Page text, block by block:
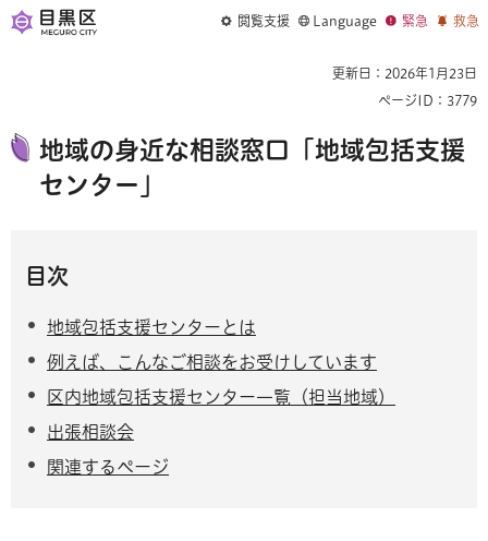
閲覧支援 Language 緊急 救急
更新日：2026年1月23日
ページID：3779
地域の身近な相談窓口「地域包括支援
センター」
目次
地域包括支援センターとは
例えば、こんなご相談をお受けしています
区内地域包括支援センター一覧（担当地域）
出張相談会
関連するページ